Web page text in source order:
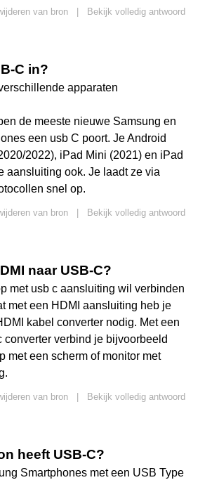
van bron
Bekijk volledig antwoord
C in?
apparaten
de meeste nieuwe Samsung en
een usb C poort. Je Android
2022), iPad Mini (2021) en iPad
aansluiting ook. Je laadt ze via
snel op.
van bron
Bekijk volledig antwoord
naar USB-C?
met usb c aansluiting wil verbinden
met een HDMI aansluiting heb je
kabel converter nodig. Met een
converter verbind je bijvoorbeeld
met een scherm of monitor met
van bron
Bekijk volledig antwoord
heeft USB-C?
Smartphones met een USB Type